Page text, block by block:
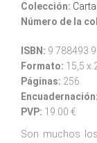
Colección:
Número de la
ISBN: 9 788493
Formato: 15,5 x
Páginas: 256
Encuadernación:
PVP: 19.00 €
Son muchos